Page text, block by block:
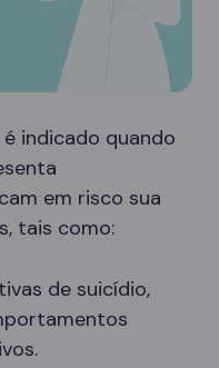
indicado quando
em risco sua
tais como:
de suicídio,